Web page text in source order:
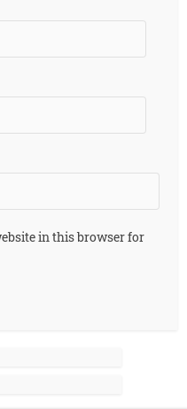
in this browser for